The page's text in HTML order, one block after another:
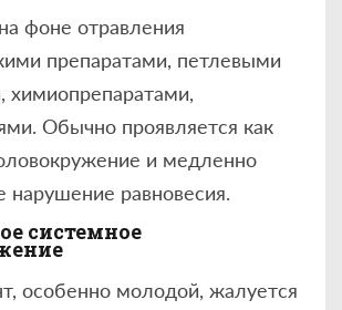
фоне отравления
препаратами, петлевыми
химиопрепаратами,
Обычно проявляется как
и медленно
нарушение равновесия.
системное
особенно молодой, жалуется